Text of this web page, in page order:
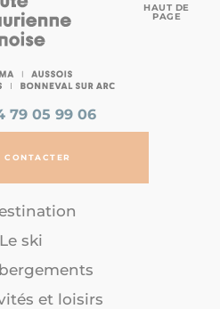
79 05 99 06
CONTACTER
Le ski
et loisirs
HAUT DE
PAGE